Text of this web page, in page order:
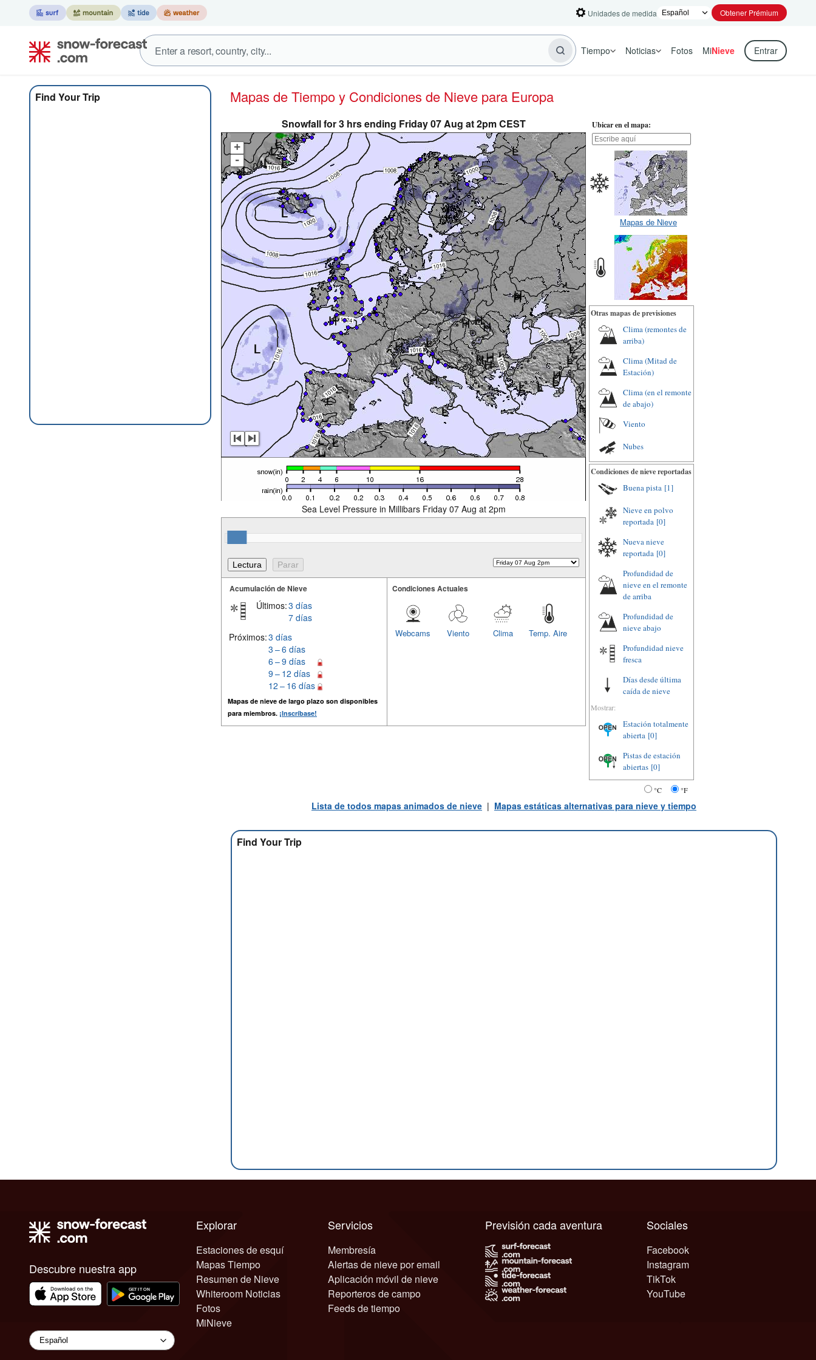
Unidades de medida Obtener Prémium
Tiempo Noticias Fotos MiNieve Entrar
Find Your Trip Mapas de Tiempo y Condiciones de Nieve para Europa
Snowfall for 3 hrs ending Friday 07 Aug at 2pm CEST
+
-
Sea Level Pressure in Millibars Friday 07 Aug at 2pm
Acumulación de Nieve
Últimos:3 días
7 días
Próximos:3 días
3 – 6 días
6 – 9 días
9 – 12 días
12 – 16 días
Mapas de nieve de largo plazo son disponibles
para miembros. ¡Inscríbase!
Condiciones Actuales
Temp. Aire
Clima
Viento
Webcams
Ubicar en el mapa:
Mapas de Nieve
Otras mapas de previsiones
Clima (remontes de
arriba)
Clima (Mitad de
Estación)
Clima (en el remonte
de abajo)
Viento
Nubes
Condiciones de nieve reportadas
Buena pista [1]
Nieve en polvo
reportada [0]
Nueva nieve
reportada [0]
Profundidad de
nieve en el remonte
de arriba
Profundidad de
nieve abajo
Profundidad nieve
fresca
Días desde última
caída de nieve
Mostrar:
Estación totalmente
abierta [0]
Pistas de estación
abiertas [0]
°C °F
Lista de todos mapas animados de nieve | Mapas estáticas alternativas para nieve y tiempo
Find Your Trip
Descubre nuestra app
Explorar
Estaciones de esquí
Mapas Tiempo
Resumen de Nieve
Whiteroom Noticias
Fotos
MiNieve
Servicios
Membresía
Alertas de nieve por email
Aplicación móvil de nieve
Reporteros de campo
Feeds de tiempo
Sociales
Facebook
Instagram
TikTok
YouTube
Previsión cada aventura